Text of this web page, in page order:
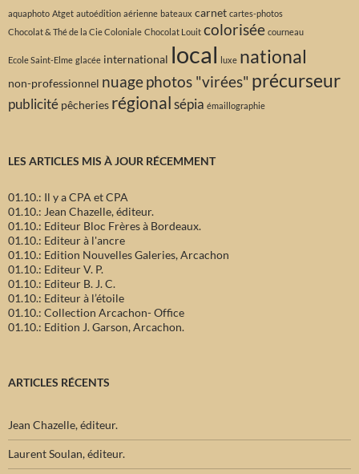
aquaphoto Atget autoédition aérienne bateaux carnet cartes-photos
Chocolat & Thé de la Cie Coloniale Chocolat Louit colorisée courneau
Ecole Saint-Elme glacée international local luxe national
non-professionnel nuagephotos "virées" précurseur
publicité pêcheries régionalsépia émaillographie
LES ARTICLES MIS À JOUR RÉCEMMENT
01.10.: Il y a CPA et CPA
01.10.: Jean Chazelle, éditeur.
01.10.: Editeur Bloc Frères à Bordeaux.
01.10.: Editeur à l'ancre
01.10.: Edition Nouvelles Galeries, Arcachon
01.10.: Editeur V. P.
01.10.: Editeur B. J. C.
01.10.: Editeur à l’étoile
01.10.: Collection Arcachon- Office
01.10.: Edition J. Garson, Arcachon.
ARTICLES RÉCENTS
Jean Chazelle, éditeur.
Laurent Soulan, éditeur.